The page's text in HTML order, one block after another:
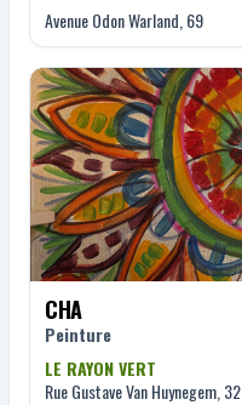
Avenue Odon Warland, 69
CHA
Peinture
LE RAYON VERT
Rue Gustave Van Huynegem, 32